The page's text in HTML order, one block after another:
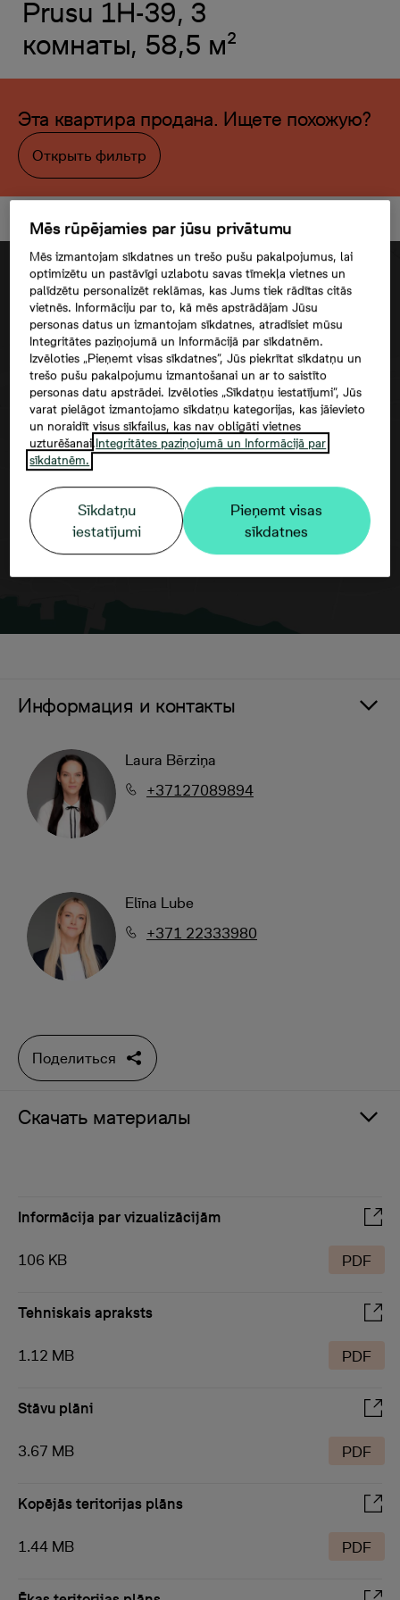
Prusu 1H-39, 3
комнаты, 58,5 м²
Эта квартира продана. Ищете похожую?
Открыть фильтр
Согласие третьего лица
Информация и контакты
Laura Bērziņa
+37127089894
Elīna Lube
+371 22333980
Поделиться
Скачать материалы
Informācija par vizualizācijām
106 KB PDF
Tehniskais apraksts
1.12 MB PDF
Stāvu plāni
3.67 MB PDF
Kopējās teritorijas plāns
1.44 MB PDF
Mēs rūpējamies par jūsu privātumu
Mēs izmantojam sīkdatnes un trešo pušu pakalpojumus, lai
optimizētu un pastāvīgi uzlabotu savas tīmekļa vietnes un
palīdzētu personalizēt reklāmas, kas Jums tiek rādītas citās
vietnēs. Informāciju par to, kā mēs apstrādājam Jūsu
personas datus un izmantojam sīkdatnes, atradīsiet mūsu
Integritātes paziņojumā un Informācijā par sīkdatnēm.
Izvēloties „Pieņemt visas sīkdatnes”, Jūs piekrītat sīkdatņu un
trešo pušu pakalpojumu izmantošanai un ar to saistīto
personas datu apstrādei. Izvēloties „Sīkdatņu iestatījumi”, Jūs
varat pielāgot izmantojamo sīkdatņu kategorijas, kas jāievieto
un noraidīt visus sīkfailus, kas nav obligāti vietnes
uzturēšanai.Integritātes paziņojumā un Informācijā par
sīkdatnēm.
Sīkdatņu
iestatījumi
Pieņemt visas
sīkdatnes